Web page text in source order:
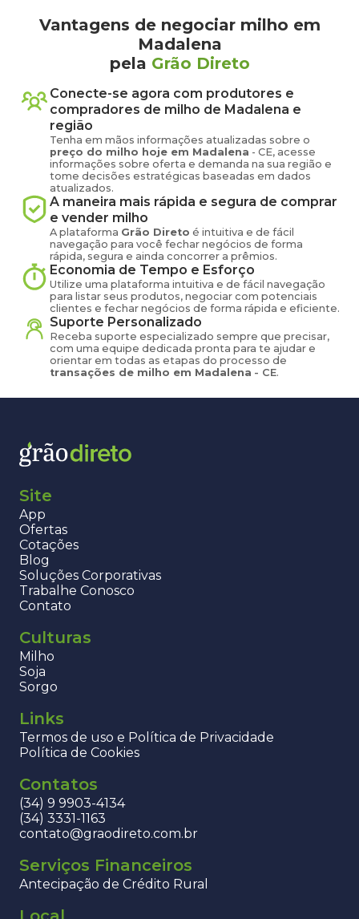
Vantagens de negociar milho em
Madalena
pela Grão Direto
Conecte-se agora com produtores e
compradores de milho de Madalena e
região
Tenha em mãos informações atualizadas sobre o
preço do milho hoje em Madalena - CE, acesse
informações sobre oferta e demanda na sua região e
tome decisões estratégicas baseadas em dados
atualizados.
A maneira mais rápida e segura de comprar
e vender milho
A plataforma Grão Direto é intuitiva e de fácil
navegação para você fechar negócios de forma
rápida, segura e ainda concorrer a prêmios.
Economia de Tempo e Esforço
Utilize uma plataforma intuitiva e de fácil navegação
para listar seus produtos, negociar com potenciais
clientes e fechar negócios de forma rápida e eficiente.
Suporte Personalizado
Receba suporte especializado sempre que precisar,
com uma equipe dedicada pronta para te ajudar e
orientar em todas as etapas do processo de
transações de milho em Madalena - CE.
Site
App
Ofertas
Cotações
Blog
Soluções Corporativas
Trabalhe Conosco
Contato
Culturas
Milho
Soja
Sorgo
Links
Termos de uso e Política de Privacidade
Política de Cookies
Contatos
(34) 9 9903-4134
(34) 3331-1163
contato@graodireto.com.br
Serviços Financeiros
Antecipação de Crédito Rural